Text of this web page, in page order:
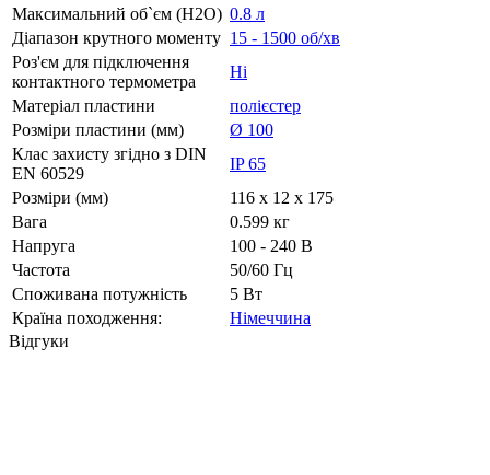
Максимальний об`єм (H2O) 0.8 л
Діапазон крутного моменту 15 - 1500 об/хв
Роз'єм для підключення
контактного термометра
Ні
Матеріал пластини
полієстер
Розміри пластини (мм)
Ø 100
Клас захисту згідно з DIN
EN 60529
IP 65
Розміри (мм)
116 x 12 x 175
Вага
0.599 кг
Напруга
100 - 240 В
Частота
50/60 Гц
Споживана потужність
5 Вт
Країна походження:
Німеччина
Відгуки